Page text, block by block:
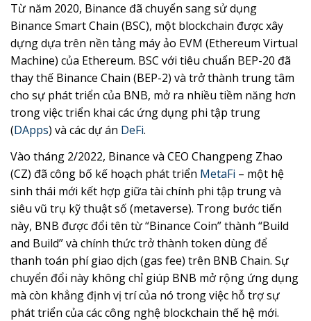
Từ năm 2020, Binance đã chuyển sang sử dụng
Binance Smart Chain (BSC), một blockchain được xây
dựng dựa trên nền tảng máy ảo EVM (Ethereum Virtual
Machine) của Ethereum. BSC với tiêu chuẩn BEP-20 đã
thay thế Binance Chain (BEP-2) và trở thành trung tâm
cho sự phát triển của BNB, mở ra nhiều tiềm năng hơn
trong việc triển khai các ứng dụng phi tập trung
(DApps) và các dự án DeFi.
Vào tháng 2/2022, Binance và CEO Changpeng Zhao
(CZ) đã công bố kế hoạch phát triển MetaFi – một hệ
sinh thái mới kết hợp giữa tài chính phi tập trung và
siêu vũ trụ kỹ thuật số (metaverse). Trong bước tiến
này, BNB được đổi tên từ “Binance Coin” thành “Build
and Build” và chính thức trở thành token dùng để
thanh toán phí giao dịch (gas fee) trên BNB Chain. Sự
chuyển đổi này không chỉ giúp BNB mở rộng ứng dụng
mà còn khẳng định vị trí của nó trong việc hỗ trợ sự
phát triển của các công nghệ blockchain thế hệ mới.